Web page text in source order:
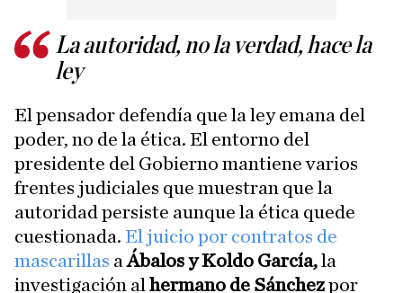
La autoridad, no la verdad, hace la
ley
El pensador defendía que la ley emana del
poder, no de la ética. El entorno del
presidente del Gobierno mantiene varios
frentes judiciales que muestran que la
autoridad persiste aunque la ética quede
cuestionada. El juicio por contratos de
mascarillas aÁbalos y Koldo García,la
investigación al hermano de Sánchezpor